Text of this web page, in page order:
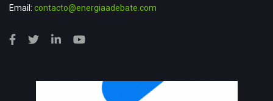
Email: contacto@energiaadebate.com